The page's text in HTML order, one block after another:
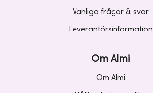
Vanliga frågor & svar
Leverantörsinformation
Om Almi
Om Almi